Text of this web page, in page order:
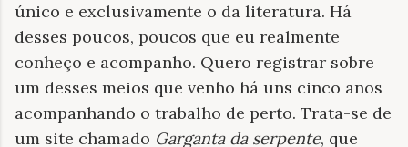
único e exclusivamente o da literatura. Há
desses poucos, poucos que eu realmente
conheço e acompanho. Quero registrar sobre
um desses meios que venho há uns cinco anos
acompanhando o trabalho de perto. Trata-se de
um site chamado Garganta da serpente, que